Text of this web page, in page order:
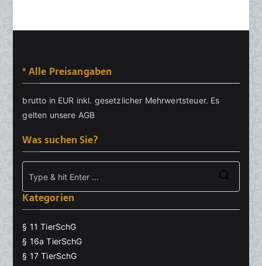
* Alle Preisangaben
brutto in EUR inkl. gesetzlicher Mehrwertsteuer. Es
gelten unsere AGB
Was suchen Sie?
Kategorien
§ 11 TierSchG
§ 16a TierSchG
§ 17 TierSchG